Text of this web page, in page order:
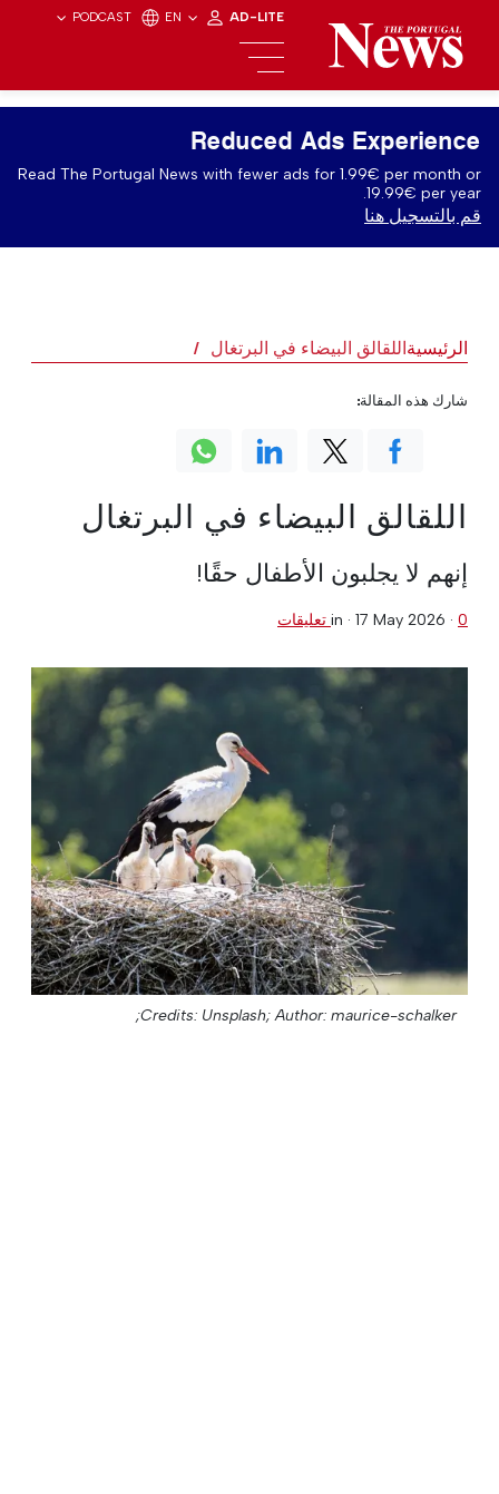
PODCAST EN AD-LITE
Reduced Ads Experience
Read The Portugal News with fewer ads for 1.99€ per month or
19.99€ per year.
قم بالتسجيل هنا
الرئيسيةاللقالق البيضاء في البرتغال
اللقالق البيضاء في البرتغال
إنهم لا يجلبون الأطفال حقًا!
in · 17 May 2026 · 0 تعليقات
Credits: Unsplash; Author: maurice-schalker;
شارك هذه المقالة: